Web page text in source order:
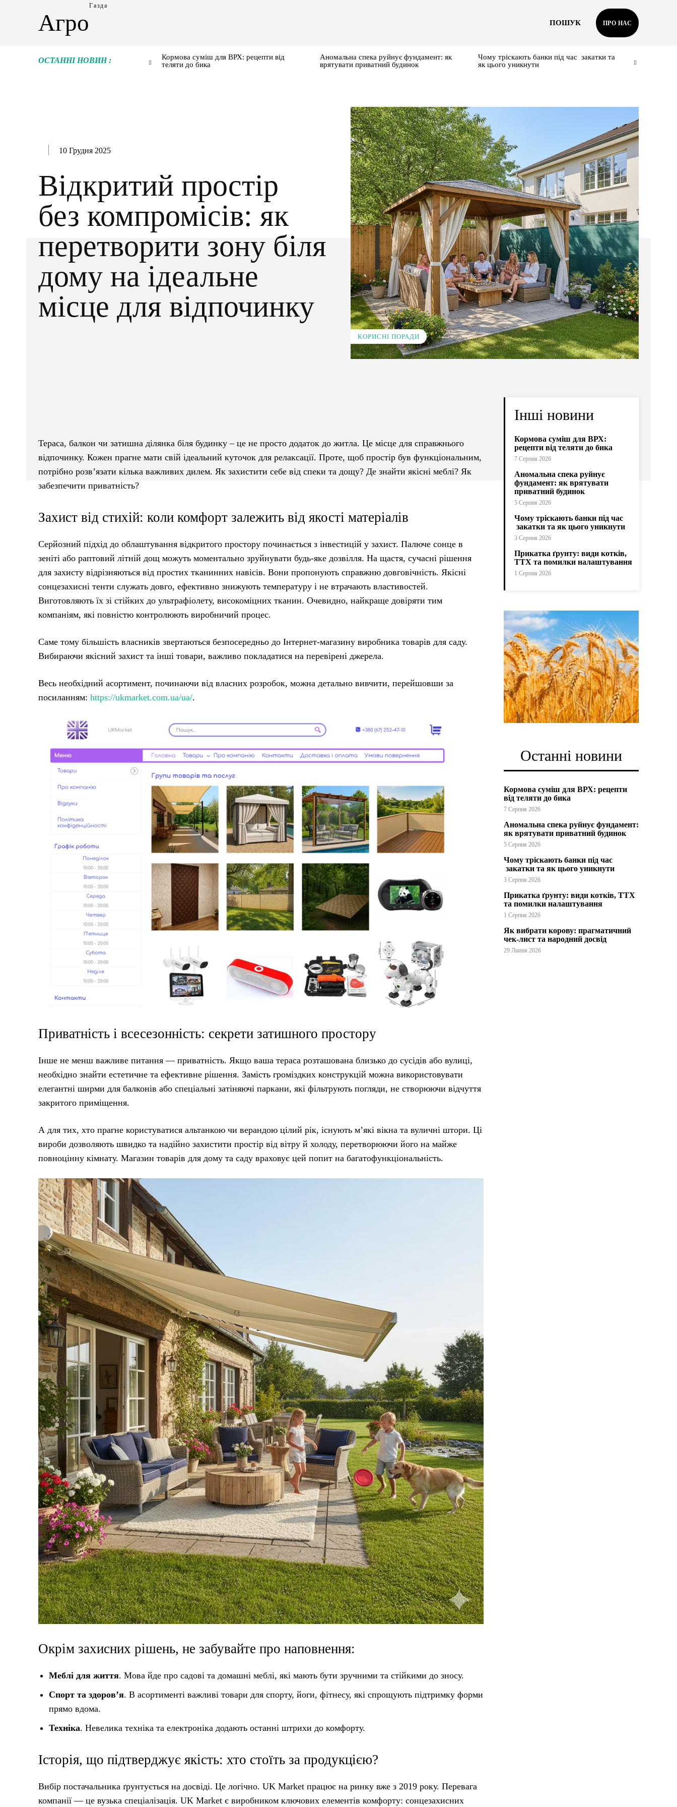
Агро
Газда
ПОШУК ПРО НАС
ОСТАННІ НОВИН :
Кормова суміш для ВРХ: рецепти від
теляти до бика
Аномальна спека руйнує фундамент: як
врятувати приватний будинок
Чому тріскають банки під час закатки та
як цього уникнути
10 Грудня 2025
Відкритий простір
без компромісів: як
перетворити зону біля
дому на ідеальне
місце для відпочинку
КОРИСНІ ПОРАДИ
Тераса, балкон чи затишна ділянка біля будинку – це не просто додаток до житла. Це місце для справжнього
відпочинку. Кожен прагне мати свій ідеальний куточок для релаксації. Проте, щоб простір був функціональним,
потрібно розв’язати кілька важливих дилем. Як захистити себе від спеки та дощу? Де знайти якісні меблі? Як
забезпечити приватність?
Захист від стихій: коли комфорт залежить від якості матеріалів
Серйозний підхід до облаштування відкритого простору починається з інвестицій у захист. Палюче сонце в
зеніті або раптовий літній дощ можуть моментально зруйнувати будь-яке дозвілля. На щастя, сучасні рішення
для захисту відрізняються від простих тканинних навісів. Вони пропонують справжню довговічність. Якісні
сонцезахисні тенти служать довго, ефективно знижують температуру і не втрачають властивостей.
Виготовляють їх зі стійких до ультрафіолету, високоміцних тканин. Очевидно, найкраще довіряти тим
компаніям, які повністю контролюють виробничий процес.
Саме тому більшість власників звертаються безпосередньо до Інтернет-магазину виробника товарів для саду.
Вибираючи якісний захист та інші товари, важливо покладатися на перевірені джерела.
Весь необхідний асортимент, починаючи від власних розробок, можна детально вивчити, перейшовши за
посиланням: https://ukmarket.com.ua/ua/.
Приватність і всесезонність: секрети затишного простору
Інше не менш важливе питання — приватність. Якщо ваша тераса розташована близько до сусідів або вулиці,
необхідно знайти естетичне та ефективне рішення. Замість громіздких конструкцій можна використовувати
елегантні ширми для балконів або спеціальні затіняючі паркани, які фільтрують погляди, не створюючи відчуття
закритого приміщення.
А для тих, хто прагне користуватися альтанкою чи верандою цілий рік, існують м’які вікна та вуличні штори. Ці
вироби дозволяють швидко та надійно захистити простір від вітру й холоду, перетворюючи його на майже
повноцінну кімнату. Магазин товарів для дому та саду враховує цей попит на багатофункціональність.
Окрім захисних рішень, не забувайте про наповнення:
Меблі для життя. Мова йде про садові та домашні меблі, які мають бути зручними та стійкими до зносу.
Спорт та здоров’я. В асортименті важливі товари для спорту, йоги, фітнесу, які спрощують підтримку форми
прямо вдома.
Техніка. Невелика техніка та електроніка додають останні штрихи до комфорту.
Історія, що підтверджує якість: хто стоїть за продукцією?
Вибір постачальника ґрунтується на досвіді. Це логічно. UK Market працює на ринку вже з 2019 року. Перевага
компанії — це вузька спеціалізація. UK Market є виробником ключових елементів комфорту: сонцезахисних
Інші новини
Кормова суміш для ВРХ:
рецепти від теляти до бика
7 Серпня 2026
Аномальна спека руйнує
фундамент: як врятувати
приватний будинок
5 Серпня 2026
Чому тріскають банки під час
закатки та як цього уникнути
3 Серпня 2026
Прикатка ґрунту: види котків,
ТТХ та помилки налаштування
1 Серпня 2026
Останні новини
Кормова суміш для ВРХ: рецепти
від теляти до бика
7 Серпня 2026
Аномальна спека руйнує фундамент:
як врятувати приватний будинок
5 Серпня 2026
Чому тріскають банки під час
закатки та як цього уникнути
3 Серпня 2026
Прикатка ґрунту: види котків, ТТХ
та помилки налаштування
1 Серпня 2026
Як вибрати корову: прагматичний
чек-лист та народний досвід
29 Липня 2026